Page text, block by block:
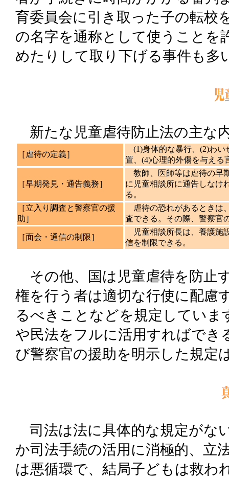
育委員会に引き取った子の転校
の名字を通称として使うことを
めたりして取り下げる事件も多
新たな児童虐待防止法の主な
［虐待の定義］
(1)身体的な暴行、(2)わい
置、(4)心理的外傷を与える
［早期発見・通告義務］
教師、医師等は虐待の早
に児童相談所に通告しなけ
る。
［立入り調査と警察官の援
助］
虐待の恐れがあるときは
査できる。その際、警察官
［面会・通信の制限］
児童相談所長は、養護施
信を制限できる。
その他、国は児童虐待を防止
権を行う者は適切な行使に配慮
るべきことなどを規定してい
や民法をフルに活用すればでき
び警察官の援助を明示した規定
司法は法に具体的な規定がな
か司法手続の活用に消極的、
は悪循環で、結局子どもは救わ